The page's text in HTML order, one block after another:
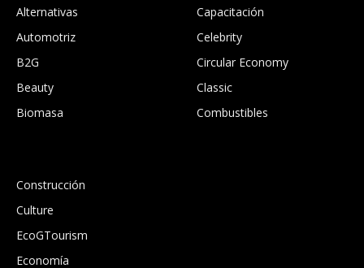
Alternativas
Automotriz
B2G
Beauty
Biomasa
Capacitación
Celebrity
Circular Economy
Classic
Combustibles
Construcción
Culture
EcoGTourism
Economía